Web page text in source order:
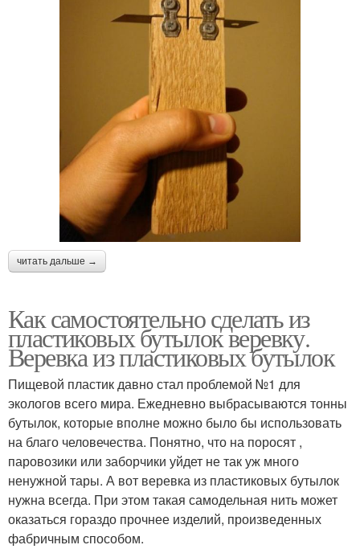
читать дальше →
Как самостоятельно сделать из
пластиковых бутылок веревку.
Веревка из пластиковых бутылок
Пищевой пластик давно стал проблемой №1 для
экологов всего мира. Ежедневно выбрасываются тонны
бутылок, которые вполне можно было бы использовать
на благо человечества. Понятно, что на поросят ,
паровозики или заборчики уйдет не так уж много
ненужной тары. А вот веревка из пластиковых бутылок
нужна всегда. При этом такая самодельная нить может
оказаться гораздо прочнее изделий, произведенных
фабричным способом.